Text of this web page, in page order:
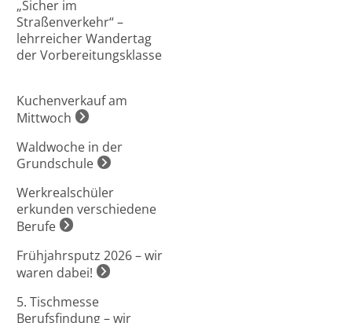
„Sicher im
Straßenverkehr“ –
lehrreicher Wandertag
der Vorbereitungsklasse
Kuchenverkauf am
Mittwoch
Waldwoche in der
Grundschule
Werkrealschüler
erkunden verschiedene
Berufe
Frühjahrsputz 2026 – wir
waren dabei!
5. Tischmesse
Berufsfindung – wir